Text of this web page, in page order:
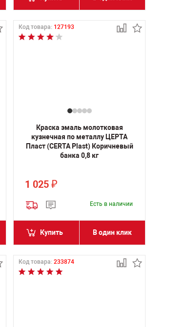
Код товара: 127193
Краска эмаль молотковая
кузнечная по металлу ЦЕРТА
Пласт (CERTA Plast) Коричневый
банка 0,8 кг
1 025₽
Есть в наличии
Купить В один клик
Код товара:233874